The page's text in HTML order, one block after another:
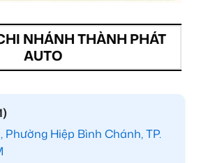
NHÁNH THÀNH PHÁT
AUTO
Phường Hiệp Bình Chánh, TP.